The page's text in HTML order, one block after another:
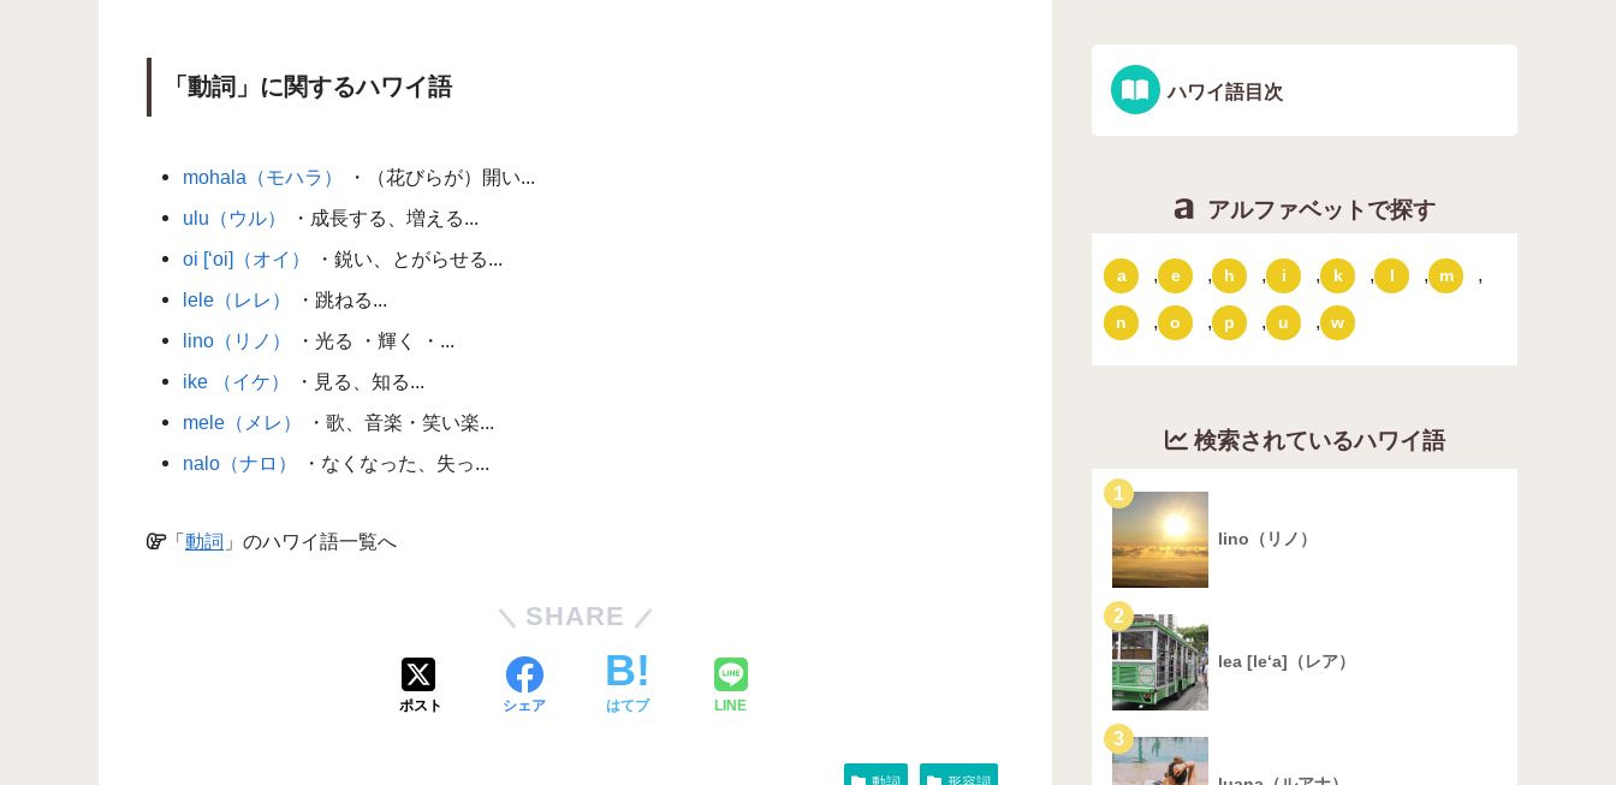
「動詞」に関するハワイ語
mohala（モハラ）
・（花びらが）開い...
ulu（ウル）
・成長する、増える...
oi [‘oi]（オイ）
・鋭い、とがらせる...
lele（レレ）
・跳ねる...
lino（リノ）
・光る ・輝く ・...
ike （イケ）
・見る、知る...
mele（メレ）
・歌、音楽・笑い楽...
nalo（ナロ）
・なくなった、失っ...
「動詞 」のハワイ語一覧へ
SHARE
ポスト シェア はてブ LINE
ハワイ語目次
アルファベットで探す
a , e , h , i , k , l , m ,
n , o , p , u , w
検索されているハワイ語
1
lino（リノ）
2
lea [le‘a]（レア）
3